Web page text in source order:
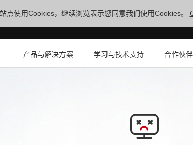
点使用Cookies，继续浏览表示您同意我们使用Cookies。
产品与解决方案 学习与技术支持 合作伙伴